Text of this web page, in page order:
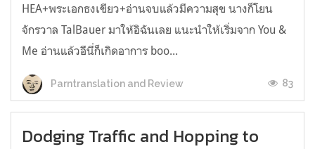
HEA+พระเอกธงเขียว+อ่านจบแล้วมีความสุข นางก็โยน
จักรวาล TalBauer มาให้อิฉันเลย แนะนำให้เริ่มจาก You &
Me อ่านแล้วอีนี่ก็เกิดอาการ boo...
Parntranslation and Review 83
Dodging Traffic and Hopping to